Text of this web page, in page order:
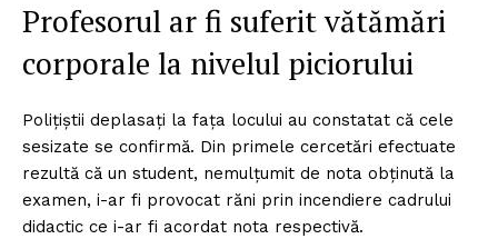
Profesorul ar fi suferit vătămări
corporale la nivelul piciorului
Polițiștii deplasați la fața locului au constatat că cele
sesizate se confirmă. Din primele cercetări efectuate
rezultă că un student, nemulțumit de nota obținută la
examen, i-ar fi provocat răni prin incendiere cadrului
didactic ce i-ar fi acordat nota respectivă.